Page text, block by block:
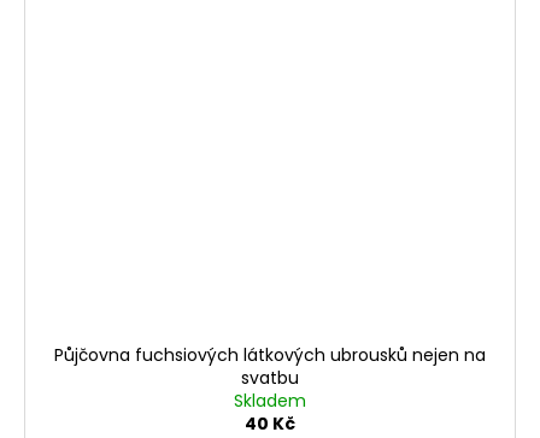
Půjčovna fuchsiových látkových ubrousků nejen na
svatbu
Skladem
40 Kč